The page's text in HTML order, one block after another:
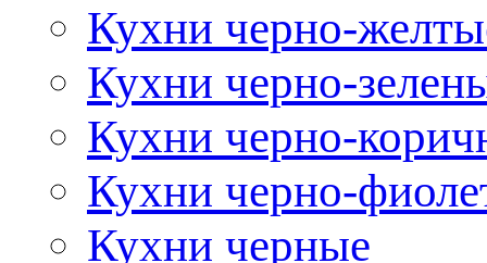
Кухни черно-
Кухни черно-
Кухни черно-
Кухни черно-
Кухни черные